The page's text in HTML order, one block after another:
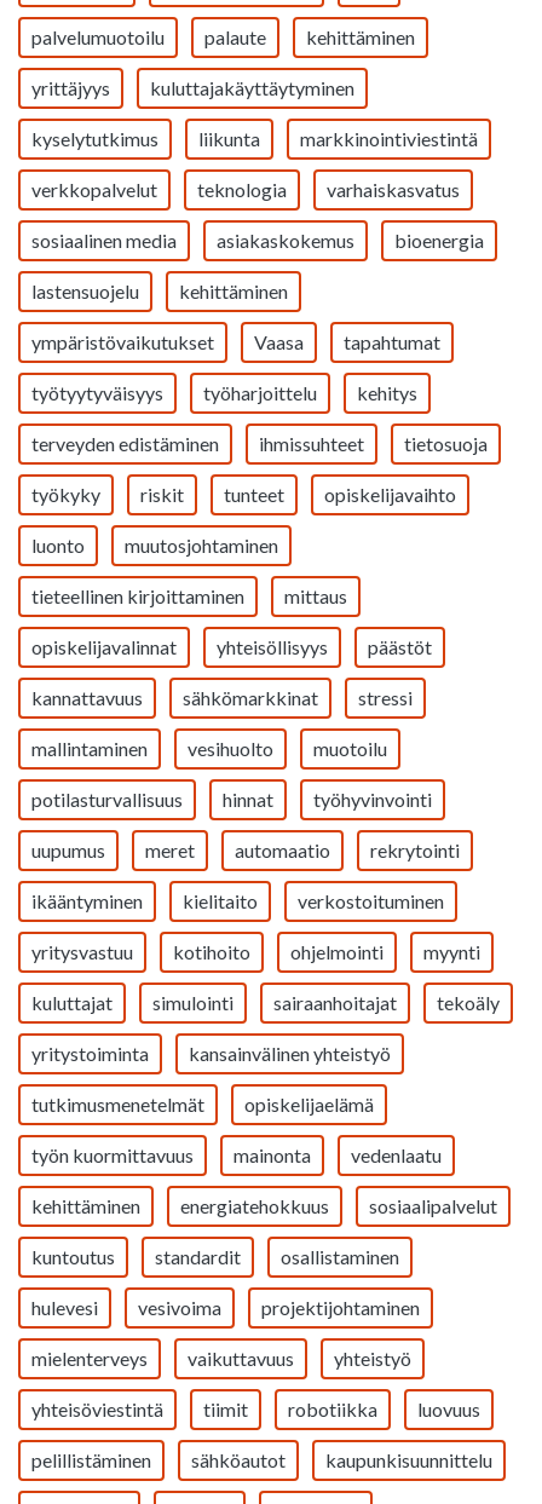
palvelumuotoilu palaute kehittäminen
yrittäjyys kuluttajakäyttäytyminen
kyselytutkimus liikunta markkinointiviestintä
verkkopalvelut teknologia varhaiskasvatus
sosiaalinen media asiakaskokemus bioenergia
lastensuojelu kehittäminen
ympäristövaikutukset Vaasa tapahtumat
työtyytyväisyys työharjoittelu kehitys
terveyden edistäminen ihmissuhteet tietosuoja
työkyky riskit tunteet opiskelijavaihto
luonto muutosjohtaminen
tieteellinen kirjoittaminen mittaus
opiskelijavalinnat yhteisöllisyys päästöt
kannattavuus sähkömarkkinat stressi
mallintaminen vesihuolto muotoilu
potilasturvallisuus hinnat työhyvinvointi
uupumus meret automaatio rekrytointi
ikääntyminen kielitaito verkostoituminen
yritysvastuu kotihoito ohjelmointi myynti
kuluttajat simulointi sairaanhoitajat tekoäly
yritystoiminta kansainvälinen yhteistyö
tutkimusmenetelmät opiskelijaelämä
työn kuormittavuus mainonta vedenlaatu
kehittäminen energiatehokkuus sosiaalipalvelut
kuntoutus standardit osallistaminen
hulevesi vesivoima projektijohtaminen
mielenterveys vaikuttavuus yhteistyö
yhteisöviestintä tiimit robotiikka luovuus
pelillistäminen sähköautot kaupunkisuunnittelu